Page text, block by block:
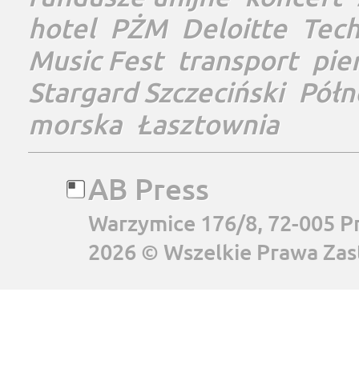
hotel PŻM Deloitte
Music Fest transport
Stargard Szczeciński
morska Łasztownia
AB Press
Warzymice 176/8, 72-005
2026 © Wszelkie Prawa